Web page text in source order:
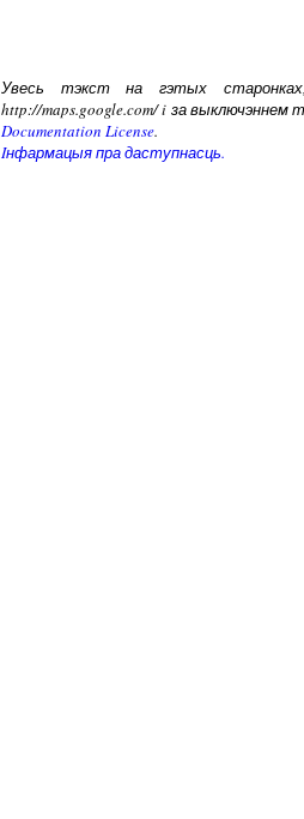
Увесь тэкст на гэтых
http://maps.google.com/ i за
Documentation License.
Iнфармацыя пра даступнасць.